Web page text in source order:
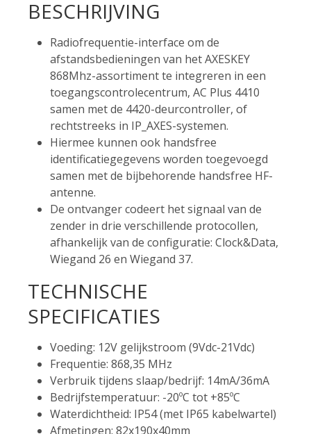
BESCHRIJVING
Radiofrequentie-interface om de
afstandsbedieningen van het AXESKEY
868Mhz-assortiment te integreren in een
toegangscontrolecentrum, AC Plus 4410
samen met de 4420-deurcontroller, of
rechtstreeks in IP_AXES-systemen.
Hiermee kunnen ook handsfree
identificatiegegevens worden toegevoegd
samen met de bijbehorende handsfree HF-
antenne.
De ontvanger codeert het signaal van de
zender in drie verschillende protocollen,
afhankelijk van de configuratie: Clock&Data,
Wiegand 26 en Wiegand 37.
TECHNISCHE
SPECIFICATIES
Voeding: 12V gelijkstroom (9Vdc-21Vdc)
Frequentie: 868,35 MHz
Verbruik tijdens slaap/bedrijf: 14mA/36mA
Bedrijfstemperatuur: -20ºC tot +85ºC
Waterdichtheid: IP54 (met IP65 kabelwartel)
Afmetingen: 82x190x40mm